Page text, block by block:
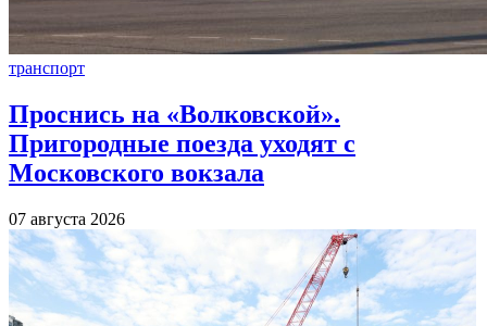
транспорт
Проснись на «Волковской».
Пригородные поезда уходят с
Московского вокзала
07 августа 2026